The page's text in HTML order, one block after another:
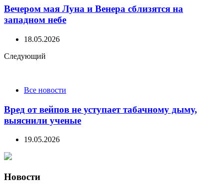
Вечером мая Луна и Венера сблизятся на
западном небе
18.05.2026
Следующий
Все новости
Вред от вейпов не уступает табачному дыму,
выяснили ученые
19.05.2026
Новости